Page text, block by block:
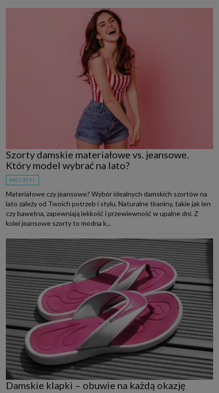
Szorty damskie materiałowe vs. jeansowe.
Który model wybrać na lato?
MÓJ STYL
Materiałowe czy jeansowe? Wybór idealnych damskich szortów na
lato zależy od Twoich potrzeb i stylu. Naturalne tkaniny, takie jak len
czy bawełna, zapewniają lekkość i przewiewność w upalne dni. Z
kolei jeansowe szorty to modna k...
Damskie klapki – obuwie na każdą okazję